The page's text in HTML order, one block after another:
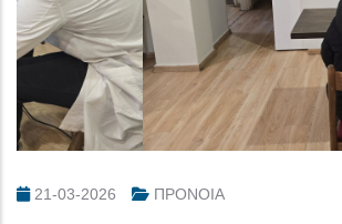
21-03-2026 ΠΡΟΝΟΙΑ